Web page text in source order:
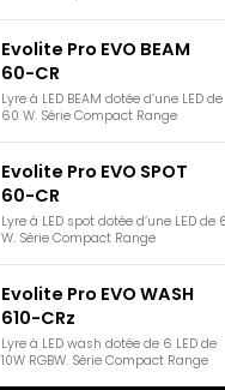
Evolite Pro EVO BEAM
60-CR
Lyre à LED BEAM dotée d’une LED de
60 W. Série Compact Range
Evolite Pro EVO SPOT
60-CR
Lyre à LED spot dotée d’une LED de
W. Série Compact Range
Evolite Pro EVO WASH
610-CRz
Lyre à LED wash dotée de 6 LED de
10W RGBW. Série Compact Range